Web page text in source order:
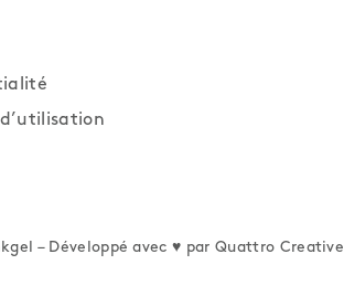
– Développé avec ♥ parQuattro Creative